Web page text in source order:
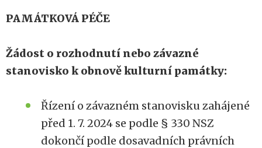
PAMÁTKOVÁ PÉČE
Žádost o rozhodnutí nebo závazné
stanovisko k obnově kulturní památky:
Řízení o závazném stanovisku zahájené
před 1. 7. 2024 se podle § 330 NSZ
dokončí podle dosavadních právních